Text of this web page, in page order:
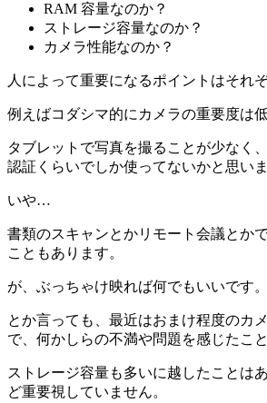
RAM 容量なのか？
ストレージ容量なのか？
カメラ性能なのか？
人によって重要になるポイントはそれ
例えばコダシマ的にカメラの重要度は低
タブレットで写真を撮ることが少なく
認証くらいでしか使ってないかと思いま
いや…
書類のスキャンとかリモート会議とか
こともあります。
が、ぶっちゃけ映れば何でもいいです。
とか言っても、最近はおまけ程度のカ
で、何かしらの不満や問題を感じたこ
ストレージ容量も多いに越したことは
ど重要視していません。